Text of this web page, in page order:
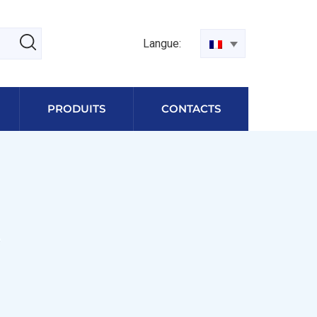
Langue:
PRODUITS CONTACTS